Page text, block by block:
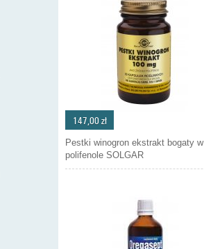
147,00 zł
Pestki winogron ekstrakt bogaty w
polifenole SOLGAR